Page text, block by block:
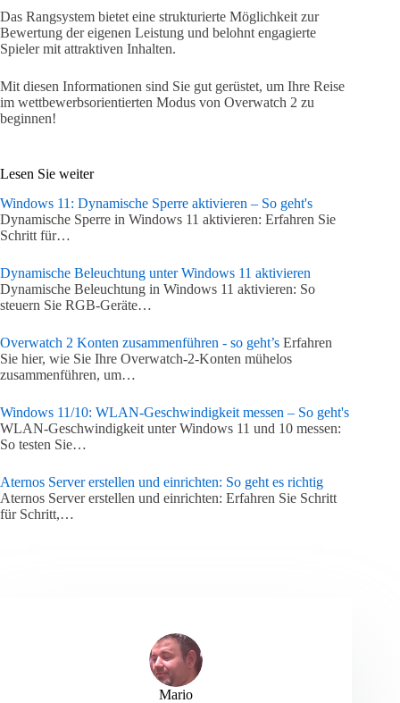
Das Rangsystem bietet eine strukturierte Möglichkeit zur
Bewertung der eigenen Leistung und belohnt engagierte
Spieler mit attraktiven Inhalten.
Mit diesen Informationen sind Sie gut gerüstet, um Ihre Reise
im wettbewerbsorientierten Modus von Overwatch 2 zu
beginnen!
Lesen Sie weiter
Windows 11: Dynamische Sperre aktivieren – So geht's
Dynamische Sperre in Windows 11 aktivieren: Erfahren Sie
Schritt für…
Dynamische Beleuchtung unter Windows 11 aktivieren
Dynamische Beleuchtung in Windows 11 aktivieren: So
steuern Sie RGB-Geräte…
Overwatch 2 Konten zusammenführen - so geht’s Erfahren
Sie hier, wie Sie Ihre Overwatch-2-Konten mühelos
zusammenführen, um…
Windows 11/10: WLAN-Geschwindigkeit messen – So geht's
WLAN-Geschwindigkeit unter Windows 11 und 10 messen:
So testen Sie…
Aternos Server erstellen und einrichten: So geht es richtig
Aternos Server erstellen und einrichten: Erfahren Sie Schritt
für Schritt,…
Mario